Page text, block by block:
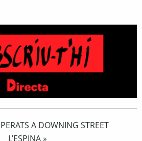
A DOWNING STREET
L’ESPINA